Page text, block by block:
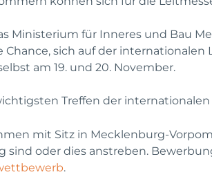
Ministerium für Inneres und Bau
sich auf der internationalen
am 19. und 20. November.
Treffen der internationalen
mit Sitz in Mecklenburg-
oder dies anstreben.
.